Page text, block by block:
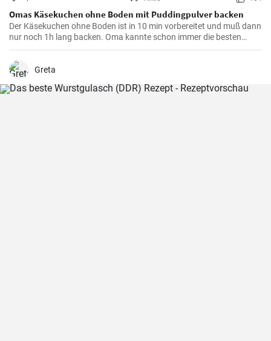
Omas Käsekuchen ohne Boden mit Puddingpulver backen
Der Käsekuchen ohne Boden ist in 10 min vorbereitet und muß dann
nur noch 1h lang backen. Oma kannte schon immer die besten
Käsekuchen Rezepte für den Kaffeetisch und dieser wird mit Vanille
Puddingpulver stabilisiert.
Greta